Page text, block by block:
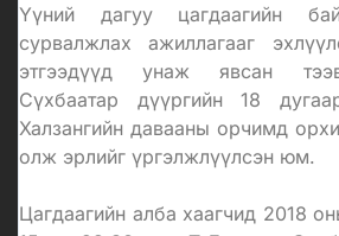
Үүний дагуу цагдаагийн
сурвалжлах ажиллагааг
этгээдүүд унаж явсан
Сүхбаатар дүүргийн 18
Халзангийн давааны орчимд
олж эрлийг үргэлжлүүлсэн юм.
Цагдаагийн алба хаагчид 2018